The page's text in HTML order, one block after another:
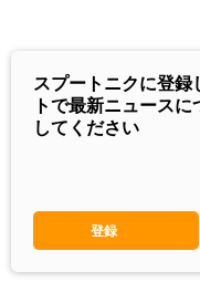
スプートニクに登録
トで最新ニュース
してください
登録